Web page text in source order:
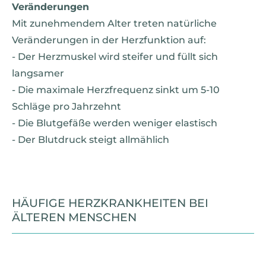
Veränderungen
Mit zunehmendem Alter treten natürliche
Veränderungen in der Herzfunktion auf:
- Der Herzmuskel wird steifer und füllt sich
langsamer
- Die maximale Herzfrequenz sinkt um 5-10
Schläge pro Jahrzehnt
- Die Blutgefäße werden weniger elastisch
- Der Blutdruck steigt allmählich
HÄUFIGE HERZKRANKHEITEN BEI
ÄLTEREN MENSCHEN